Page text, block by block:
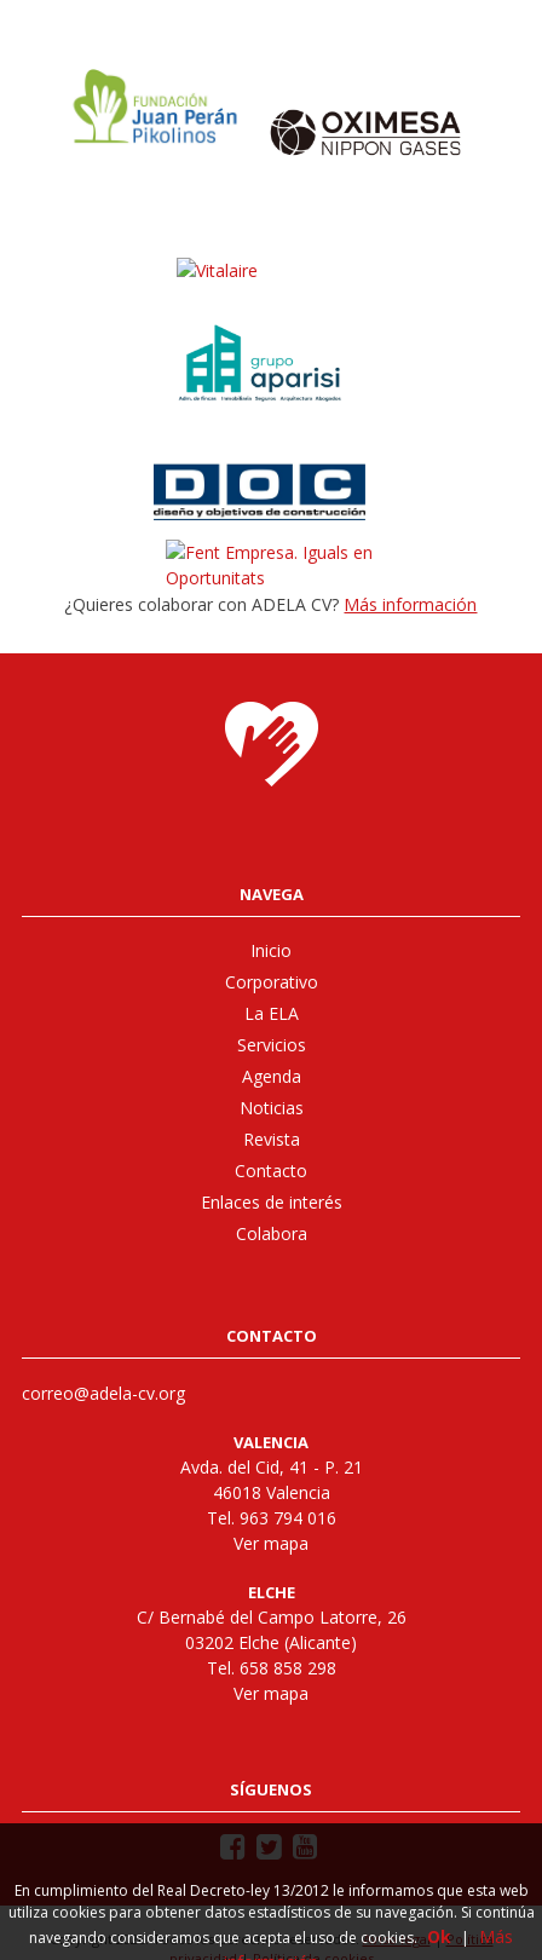
¿Quieres colaborar con ADELA CV? Más información
NAVEGA
Inicio
Corporativo
La ELA
Servicios
Agenda
Noticias
Revista
Contacto
Enlaces de interés
Colabora
CONTACTO
correo@adela-cv.org
VALENCIA
Avda. del Cid, 41 - P. 21
46018 Valencia
Tel. 963 794 016
Ver mapa
ELCHE
C/ Bernabé del Campo Latorre, 26
03202 Elche (Alicante)
Tel. 658 858 298
Ver mapa
SÍGUENOS
Copyright 2026. Todos los derechos reservados.Aviso legal |Política
En cumplimiento del Real Decreto-ley 13/2012 le informamos que esta web
utiliza cookies para obtener datos estadísticos de su navegación. Si continúa
navegando consideramos que acepta el uso de cookies. Ok | Más